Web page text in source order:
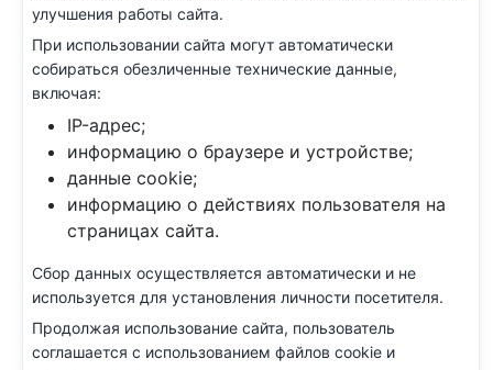
улучшения работы сайта.
При использовании сайта могут автоматически
собираться обезличенные технические данные,
включая:
IP-адрес;
информацию о браузере и устройстве;
данные cookie;
информацию о действиях пользователя на
страницах сайта.
Сбор данных осуществляется автоматически и не
используется для установления личности посетителя.
Продолжая использование сайта, пользователь
соглашается с использованием файлов cookie и